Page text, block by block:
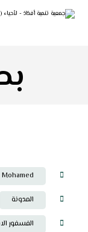
Mohamed
المدونة
الفسفور